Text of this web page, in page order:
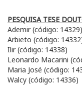
PESQUISA TESE
Ademir (código: 14329)
Arbieto (código:
Ilir (código: 14338)
Leonardo Macarini
Maria José (código:
Walcy (código: 14336)